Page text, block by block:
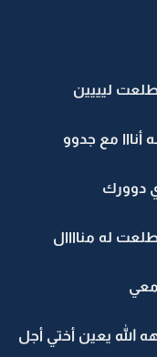
ليييين
أنااا مع جدوو
دوورك
له مناااال
معي
الله يعين أختي أجل